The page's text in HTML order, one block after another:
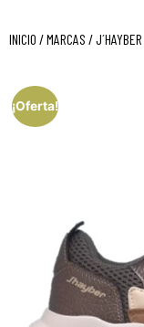
INICIO /MARCAS /J´HAYBER
¡Oferta!